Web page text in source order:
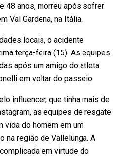
48 anos, morreu após sofrer
Val Gardena, na Itália.
locais, o acidente
terça-feira (15). As equipes
após um amigo do atleta
em voltar do passeio.
influencer, que tinha mais de
as equipes de resgate
vida do homem em um
na região de Vallelunga. A
em virtude do